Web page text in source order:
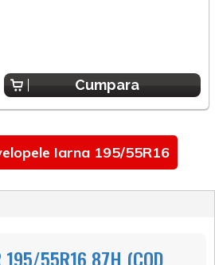
Cumpara
Iarna 195/55R16
195/55R16 87H (COD